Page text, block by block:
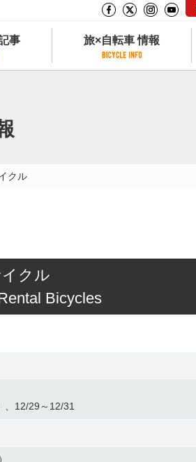
事
事
旅×自転車 情報
にやさしい宿
イン
ンタサイクル
があるレンタサイクル
がある道の駅
クル
クル
Bicycles
、12/29～12/31